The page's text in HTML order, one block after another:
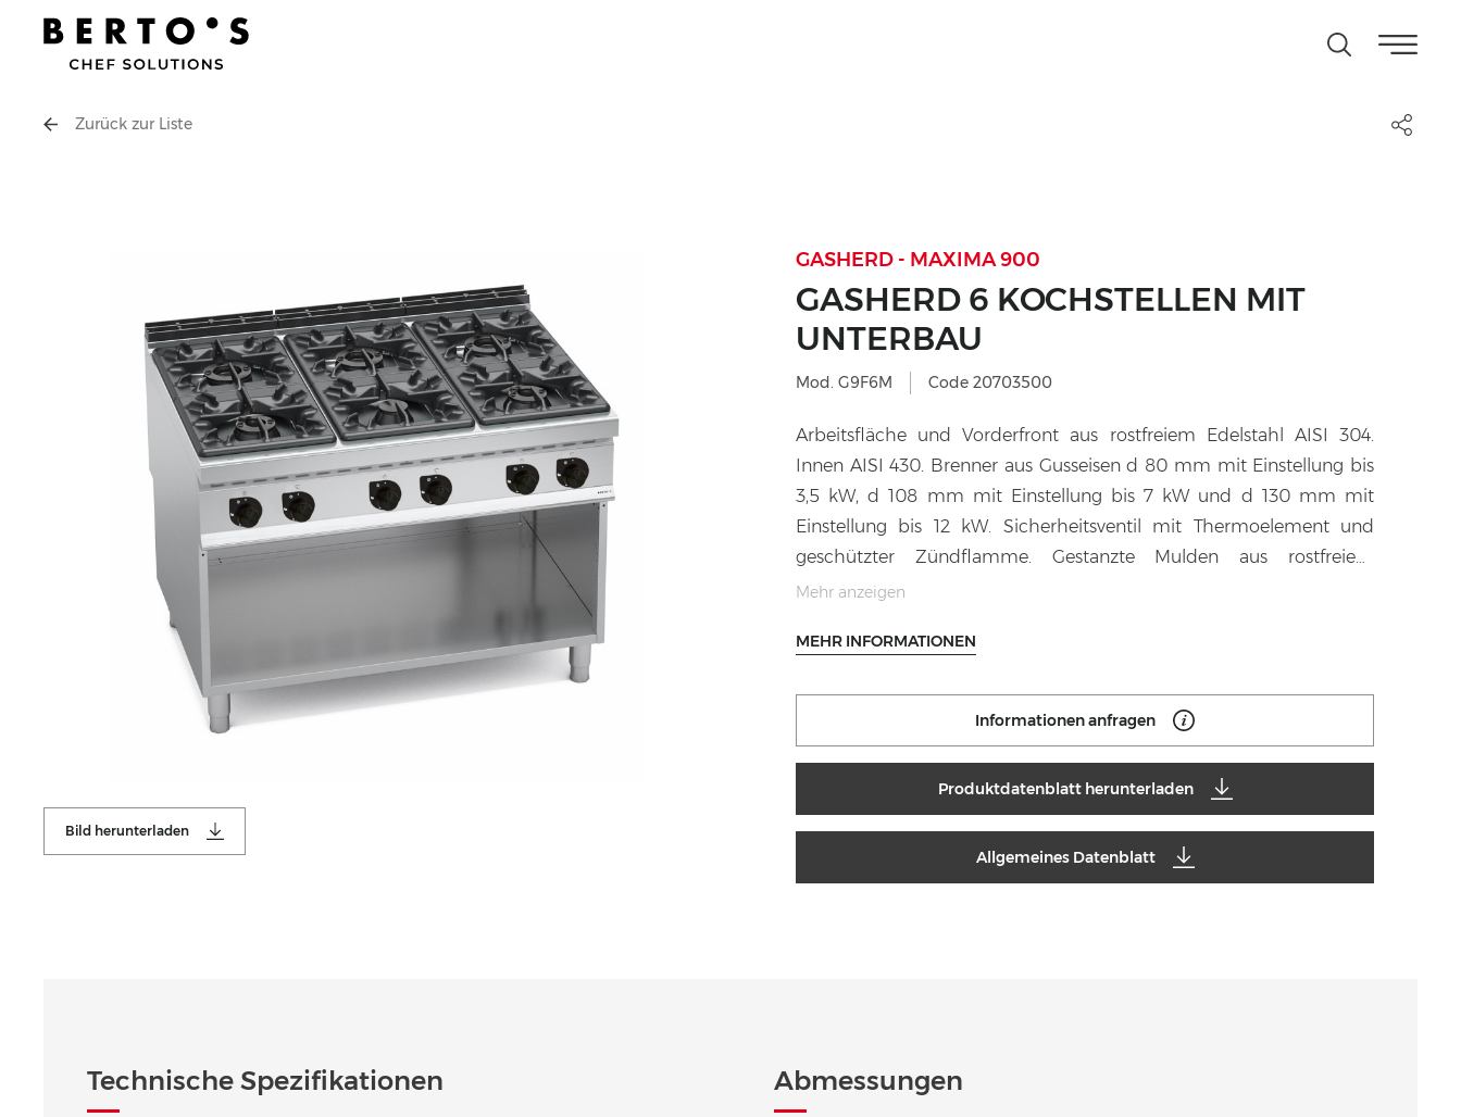
Zurück zur Liste
Bild herunterladen
GASHERD - MAXIMA 900
GASHERD 6 KOCHSTELLEN MIT
UNTERBAU
Mod. G9F6M Code 20703500
Arbeitsfläche und Vorderfront aus rostfreiem Edelstahl AISI 304.
Innen AISI 430. Brenner aus Gusseisen d 80 mm mit Einstellung bis
3,5 kW, d 108 mm mit Einstellung bis 7 kW und d 130 mm mit
Einstellung bis 12 kW. Sicherheitsventil mit Thermoelement und
geschützter Zündflamme. Gestanzte Mulden aus rostfreiem
Edelstahl AISI 304.
Mehr anzeigen
MEHR INFORMATIONEN
Informationen anfragen
Produktdatenblatt herunterladen
Allgemeines Datenblatt
Technische Spezifikationen Abmessungen